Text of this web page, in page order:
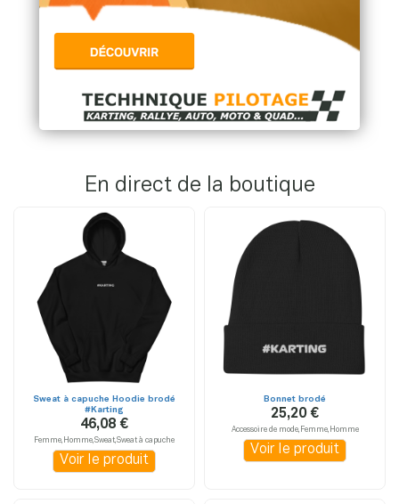
En direct de la boutique
Sweat à capuche Hoodie brodé
#Karting
46,08 €
Femme,Homme,Sweat,Sweat à capuche
Voir le produit
Bonnet brodé
25,20 €
Accessoire de mode,Femme,Homme
Voir le produit